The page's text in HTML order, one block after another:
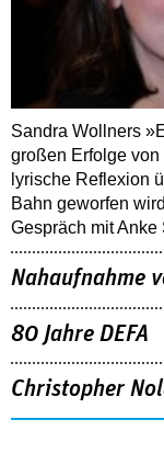
Sandra Wollners
großen Erfolge
lyrische Reflexion
Bahn geworfen
Gespräch mit Anke
Nahaufnahme
80 Jahre DEFA
Christopher